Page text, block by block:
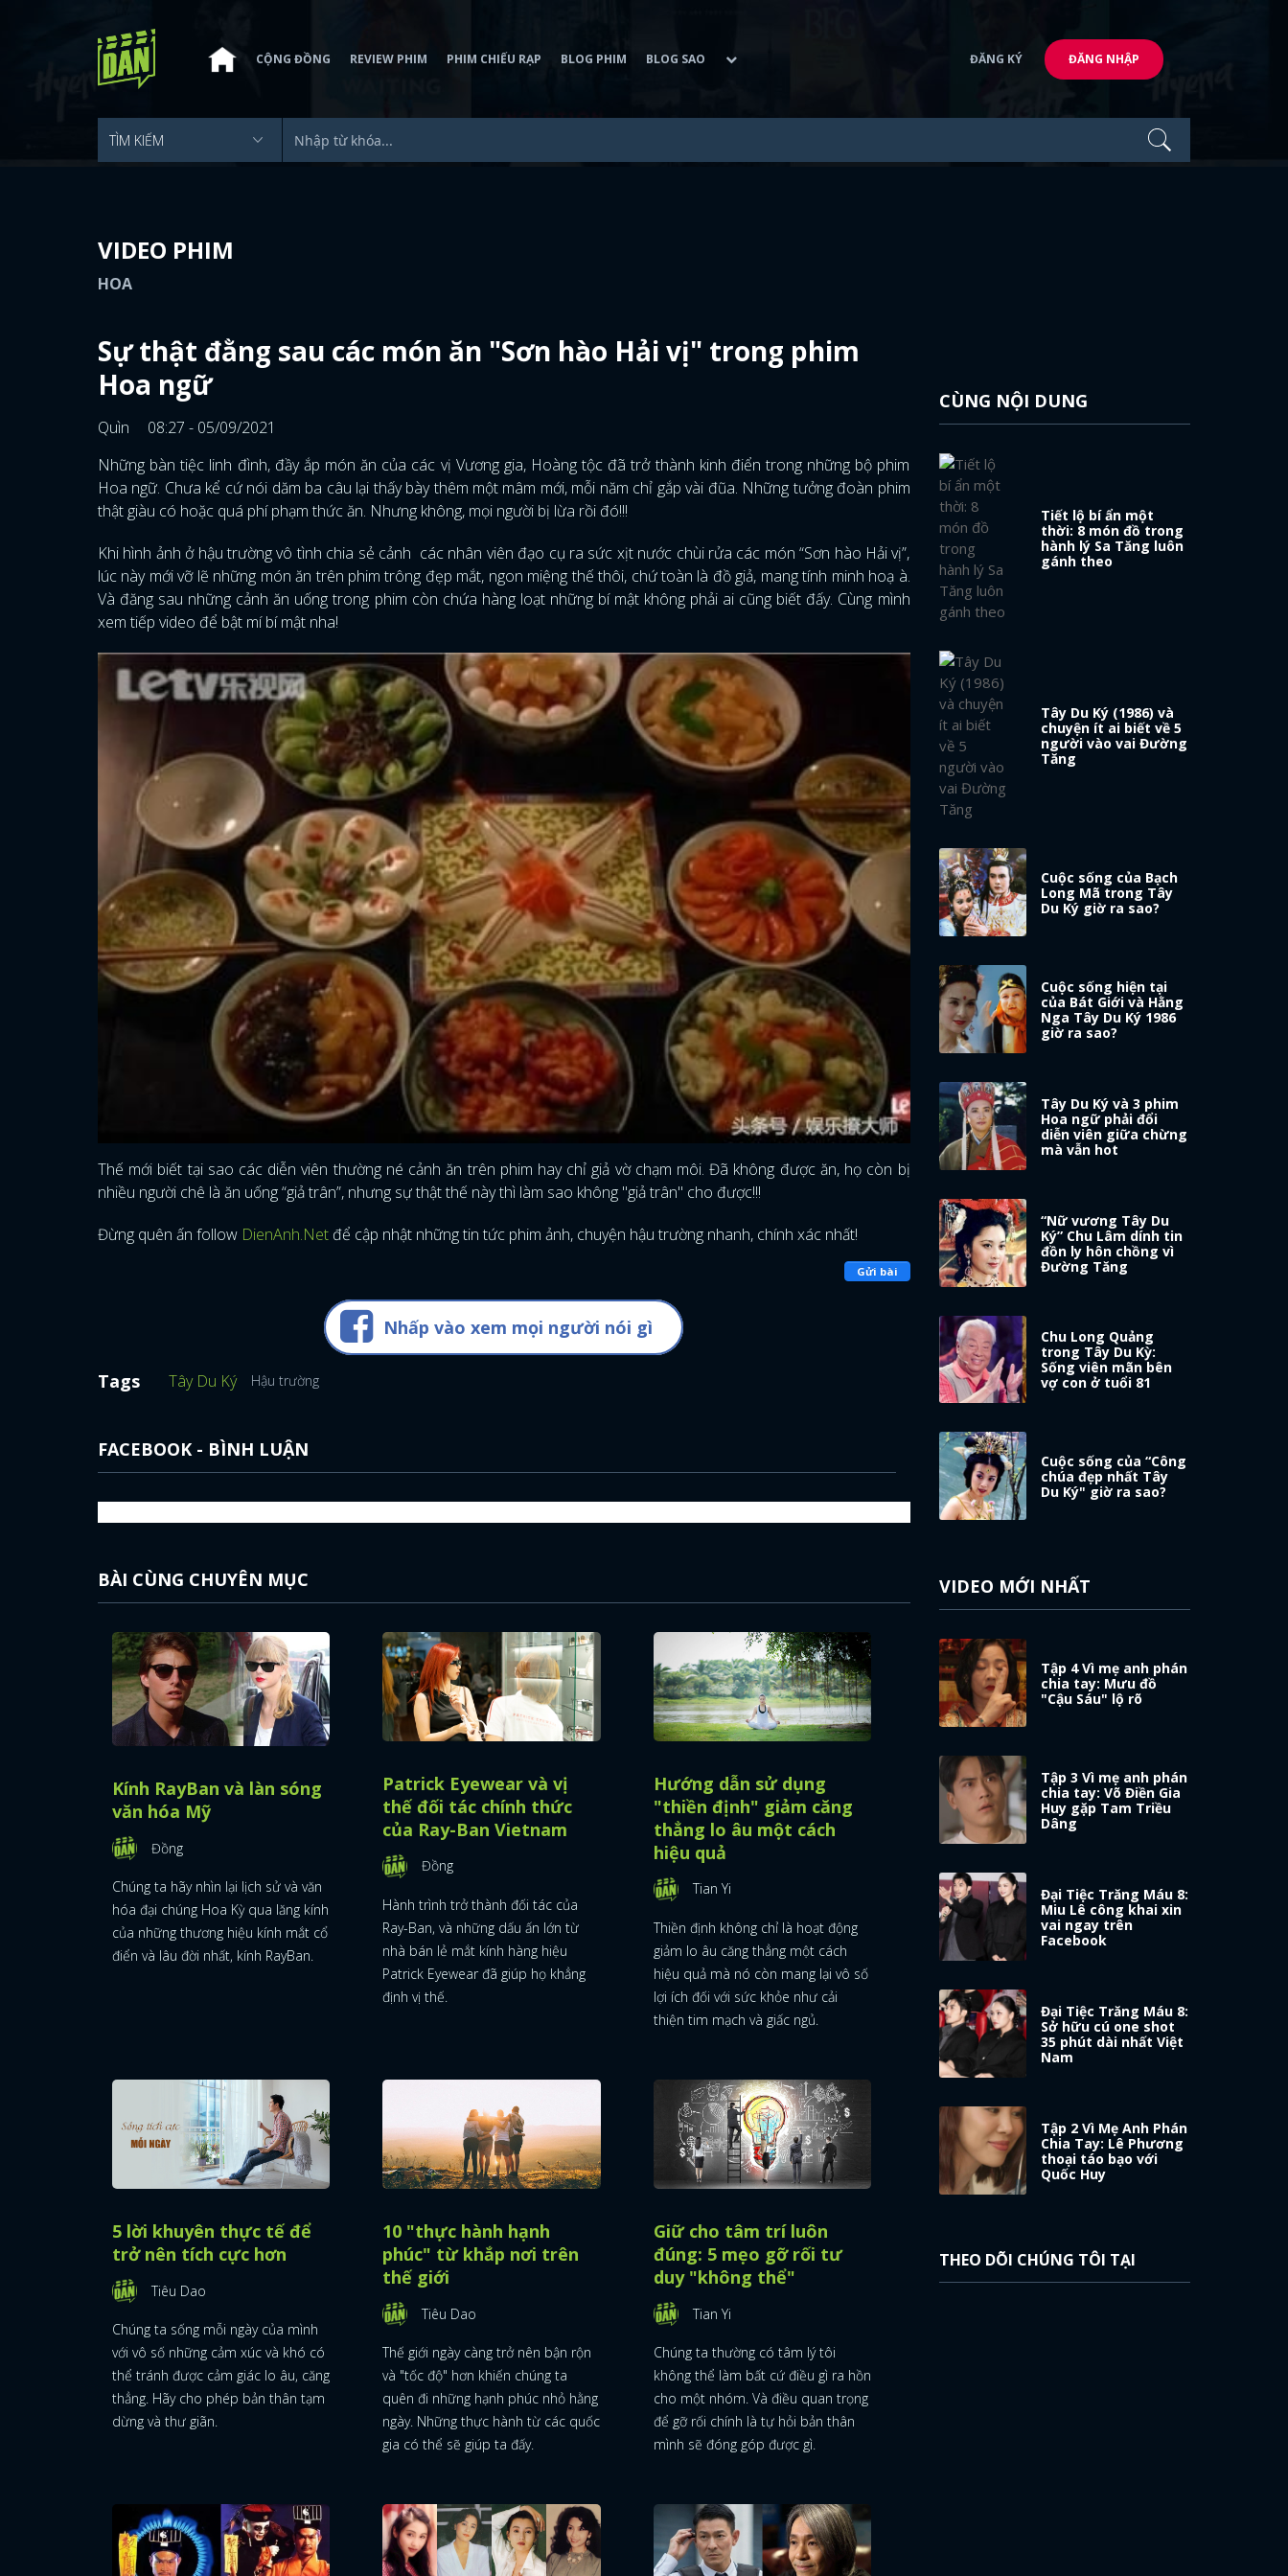
ĐĂNG NHẬP
GOOGLE
CỘNG ĐỒNG REVIEW PHIM PHIM CHIẾU RẠP BLOG PHIM BLOG SAO ĐĂNG KÝ ĐĂNG NHẬP
VIDEO PHIM
HOA
Sự thật đằng sau các món ăn "Sơn hào Hải vị" trong phim
Hoa ngữ
Quìn
08:27 - 05/09/2021
Những bàn tiệc linh đình, đầy ắp món ăn của các vị Vương gia, Hoàng tộc đã trở thành kinh điển trong những bộ phim
Hoa ngữ. Chưa kể cứ nói dăm ba câu lại thấy bày thêm một mâm mới, mỗi năm chỉ gắp vài đũa. Những tưởng đoàn phim
thật giàu có hoặc quá phí phạm thức ăn. Nhưng không, mọi người bị lừa rồi đó!!!
Khi hình ảnh ở hậu trường vô tình chia sẻ cảnh các nhân viên đạo cụ ra sức xịt nước chùi rửa các món “Sơn hào Hải vị”,
lúc này mới vỡ lẽ những món ăn trên phim trông đẹp mắt, ngon miệng thế thôi, chứ toàn là đồ giả, mang tính minh hoạ à.
Và đăng sau những cảnh ăn uống trong phim còn chứa hàng loạt những bí mật không phải ai cũng biết đấy. Cùng mình
xem tiếp video để bật mí bí mật nha!
Thế mới biết tại sao các diễn viên thường né cảnh ăn trên phim hay chỉ giả vờ chạm môi. Đã không được ăn, họ còn bị
nhiều người chê là ăn uống “giả trân”, nhưng sự thật thế này thì làm sao không "giả trân" cho được!!!
Đừng quên ấn follow DienAnh.Net để cập nhật những tin tức phim ảnh, chuyện hậu trường nhanh, chính xác nhất!
Gửi bài
Nhấp vào xem mọi người nói gì
Tags Tây Du Ký Hậu trường
FACEBOOK - BÌNH LUẬN
BÀI CÙNG CHUYÊN MỤC
Kính RayBan và làn sóng
văn hóa Mỹ
Đồng
Chúng ta hãy nhìn lại lịch sử và văn
hóa đại chúng Hoa Kỳ qua lăng kính
của những thương hiệu kính mắt cổ
điển và lâu đời nhất, kính RayBan.
Patrick Eyewear và vị
thế đối tác chính thức
của Ray-Ban Vietnam
Đồng
Hành trình trở thành đối tác của
Ray-Ban, và những dấu ấn lớn từ
nhà bán lẻ mắt kính hàng hiệu
Patrick Eyewear đã giúp họ khẳng
định vị thế.
Hướng dẫn sử dụng
"thiền định" giảm căng
thẳng lo âu một cách
hiệu quả
Tian Yi
Thiền định không chỉ là hoạt động
giảm lo âu căng thẳng một cách
hiệu quả mà nó còn mang lại vô số
lợi ích đối với sức khỏe như cải
thiện tim mạch và giấc ngủ.
5 lời khuyên thực tế để
trở nên tích cực hơn
Tiêu Dao
Chúng ta sống mỗi ngày của mình
với vô số những cảm xúc và khó có
thể tránh được cảm giác lo âu, căng
thẳng. Hãy cho phép bản thân tạm
dừng và thư giãn.
10 "thực hành hạnh
phúc" từ khắp nơi trên
thế giới
Tiêu Dao
Thế giới ngày càng trở nên bận rộn
và "tốc độ" hơn khiến chúng ta
quên đi những hạnh phúc nhỏ hằng
ngày. Những thực hành từ các quốc
gia có thể sẽ giúp ta đấy.
Giữ cho tâm trí luôn
đúng: 5 mẹo gỡ rối tư
duy "không thể"
Tian Yi
Chúng ta thường có tâm lý tôi
không thể làm bất cứ điều gì ra hồn
cho một nhóm. Và điều quan trọng
để gỡ rối chính là tự hỏi bản thân
mình sẽ đóng góp được gì.
CÙNG NỘI DUNG
Tiết lộ bí ẩn một
thời: 8 món đồ trong
hành lý Sa Tăng luôn
gánh theo
Tây Du Ký (1986) và
chuyện ít ai biết về 5
người vào vai Đường
Tăng
Cuộc sống của Bạch
Long Mã trong Tây
Du Ký giờ ra sao?
Cuộc sống hiện tại
của Bát Giới và Hằng
Nga Tây Du Ký 1986
giờ ra sao?
Tây Du Ký và 3 phim
Hoa ngữ phải đổi
diễn viên giữa chừng
mà vẫn hot
“Nữ vương Tây Du
Ký” Chu Lâm dính tin
đồn ly hôn chồng vì
Đường Tăng
Chu Long Quảng
trong Tây Du Kỳ:
Sống viên mãn bên
vợ con ở tuổi 81
Cuộc sống của “Công
chúa đẹp nhất Tây
Du Ký" giờ ra sao?
VIDEO MỚI NHẤT
Tập 4 Vì mẹ anh phán
chia tay: Mưu đồ
"Cậu Sáu" lộ rõ
Tập 3 Vì mẹ anh phán
chia tay: Võ Điền Gia
Huy gặp Tam Triều
Dâng
Đại Tiệc Trăng Máu 8:
Miu Lê công khai xin
vai ngay trên
Facebook
Đại Tiệc Trăng Máu 8:
Sở hữu cú one shot
35 phút dài nhất Việt
Nam
Tập 2 Vì Mẹ Anh Phán
Chia Tay: Lê Phương
thoại táo bạo với
Quốc Huy
THEO DÕI CHÚNG TÔI TẠI